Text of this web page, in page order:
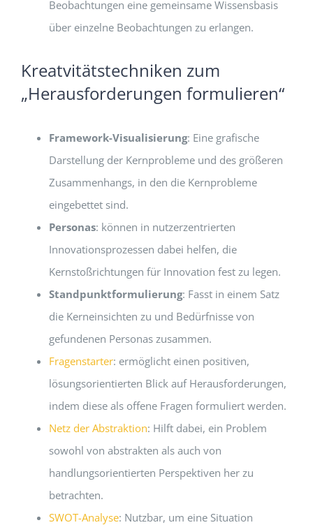
Beobachtungen eine gemeinsame Wissensbasis
über einzelne Beobachtungen zu erlangen.
Kreatvitätstechniken zum
„Herausforderungen formulieren“
Framework-Visualisierung: Eine grafische
Darstellung der Kernprobleme und des größeren
Zusammenhangs, in den die Kernprobleme
eingebettet sind.
Personas: können in nutzerzentrierten
Innovationsprozessen dabei helfen, die
Kernstoßrichtungen für Innovation fest zu legen.
Standpunktformulierung: Fasst in einem Satz
die Kerneinsichten zu und Bedürfnisse von
gefundenen Personas zusammen.
Fragenstarter: ermöglicht einen positiven,
lösungsorientierten Blick auf Herausforderungen,
indem diese als offene Fragen formuliert werden.
Netz der Abstraktion: Hilft dabei, ein Problem
sowohl von abstrakten als auch von
handlungsorientierten Perspektiven her zu
betrachten.
SWOT-Analyse: Nutzbar, um eine Situation